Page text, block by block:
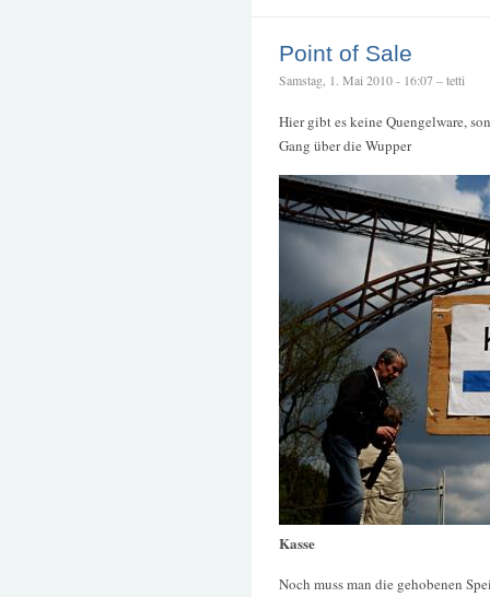
Point of Sale
Samstag, 1. Mai 2010 - 16:07 – tetti
Hier gibt es keine Quengelware,
Gang über die Wupper
Kasse
Noch muss man die gehobenen